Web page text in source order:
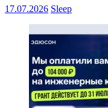
17.07.2026 Sleep